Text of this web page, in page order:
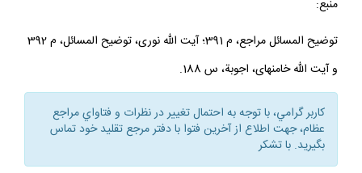
منبع:
توضيح المسائل مراجع، م 391؛ آيت الله نورى، توضيح المسائل، م 392
و آيت الله خامنه‏اى، اجوبة، س 188.
كاربر گرامي، با توجه به احتمال تغيير در نظرات و فتاواي مراجع
عظام، جهت اطلاع از آخرين فتوا با دفتر مرجع تقليد خود تماس
بگيريد. با تشكر